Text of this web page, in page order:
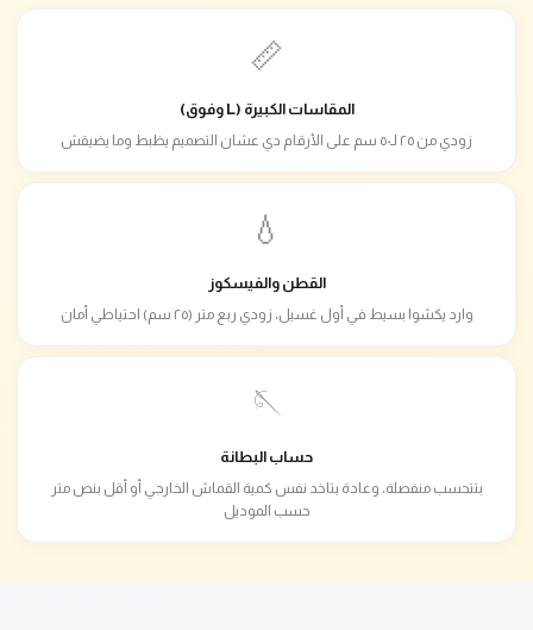
📏
المقاسات الكبيرة (L وفوق)
زودي من ٢٥ لـ٥٠ سم على الأرقام دي عشان التصميم يظبط وما يضيقش
💧
القطن والفيسكوز
وارد يكشوا بسيط في أول غسيل، زودي ربع متر (٢٥ سم) احتياطي أمان
🪡
حساب البطانة
بتتحسب منفصلة، وعادة بتاخد نفس كمية القماش الخارجي أو أقل بنص متر
حسب الموديل